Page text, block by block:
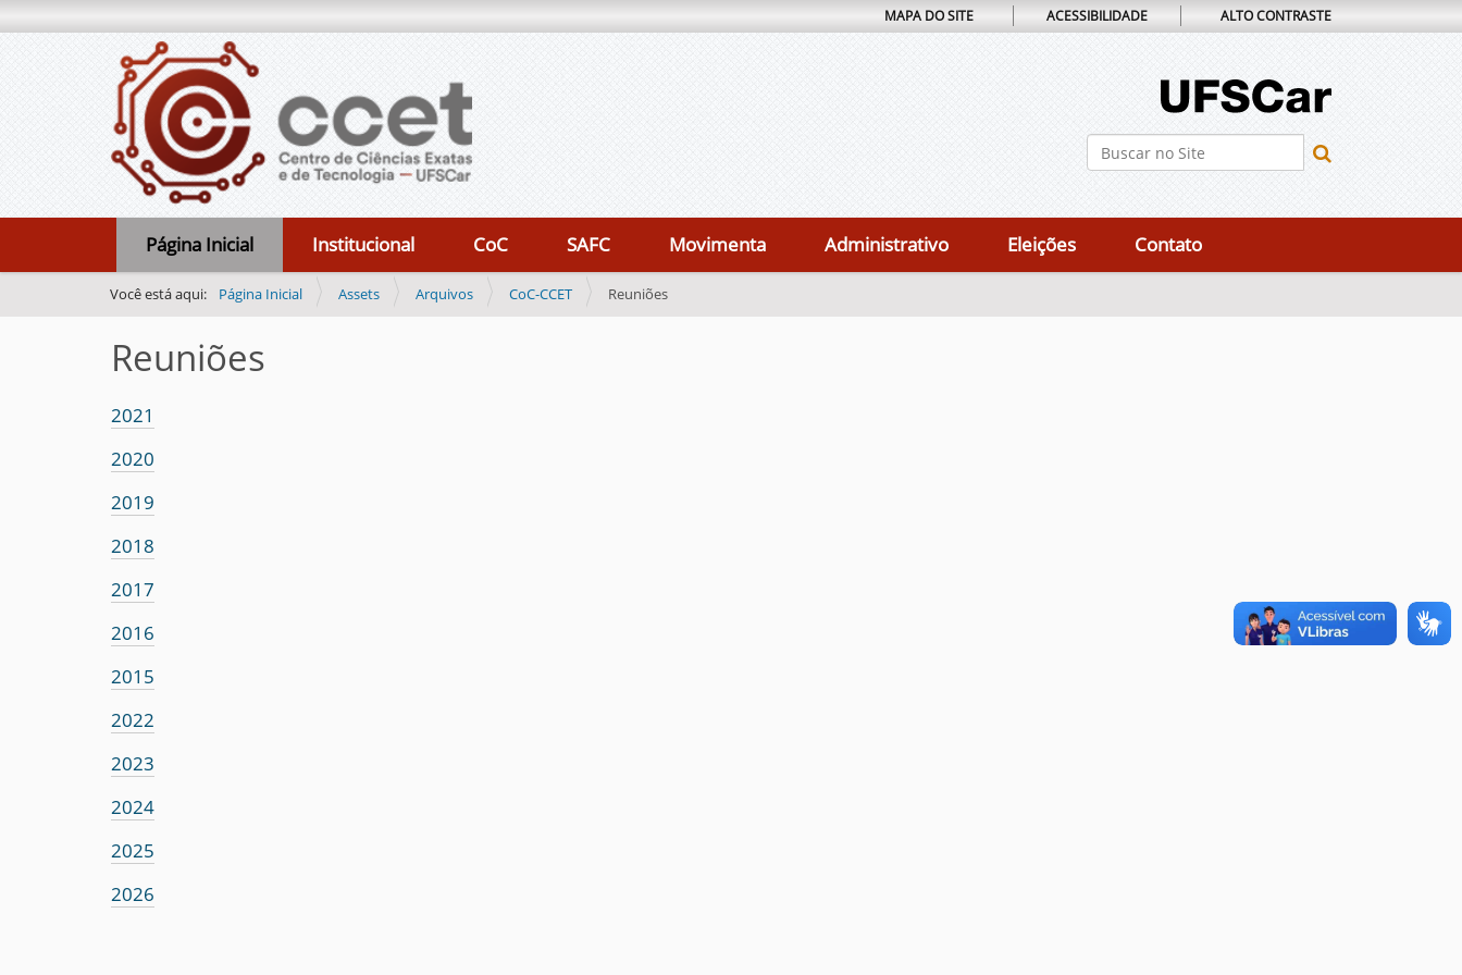
Busca
MAPA DO SITE ACESSIBILIDADE ALTO CONTRASTE
Página Inicial Institucional CoC SAFC Movimenta Administrativo Eleições Contato
Você está aqui: Página Inicial Assets Arquivos CoC-CCET Reuniões
Reuniões
2021
2020
2019
2018
2017
2016
2015
2022
2023
2024
2025
2026